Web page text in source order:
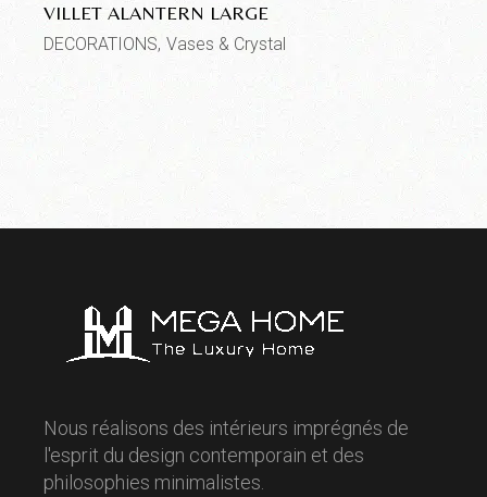
VILLET ALANTERN LARGE
DECORATIONS Vases & Crystal
Nous réalisons des intérieurs imprégnés de
l'esprit du design contemporain et des
philosophies minimalistes.